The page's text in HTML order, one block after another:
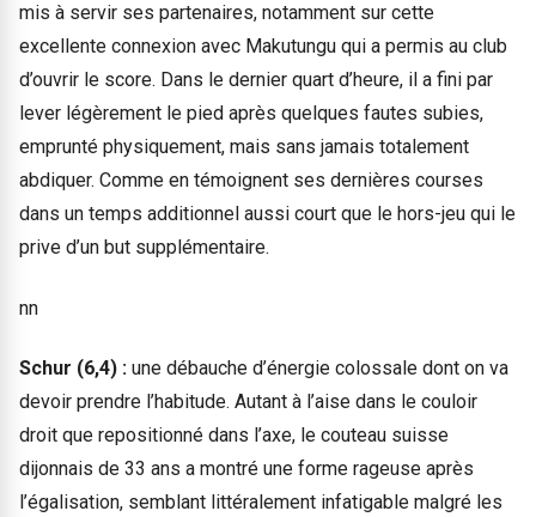
mis à servir ses partenaires, notamment sur cette
excellente connexion avec Makutungu qui a permis au club
d’ouvrir le score. Dans le dernier quart d’heure, il a fini par
lever légèrement le pied après quelques fautes subies,
emprunté physiquement, mais sans jamais totalement
abdiquer. Comme en témoignent ses dernières courses
dans un temps additionnel aussi court que le hors-jeu qui le
prive d’un but supplémentaire.
nn
Schur (6,4) : une débauche d’énergie colossale dont on va
devoir prendre l’habitude. Autant à l’aise dans le couloir
droit que repositionné dans l’axe, le couteau suisse
dijonnais de 33 ans a montré une forme rageuse après
l’égalisation, semblant littéralement infatigable malgré les